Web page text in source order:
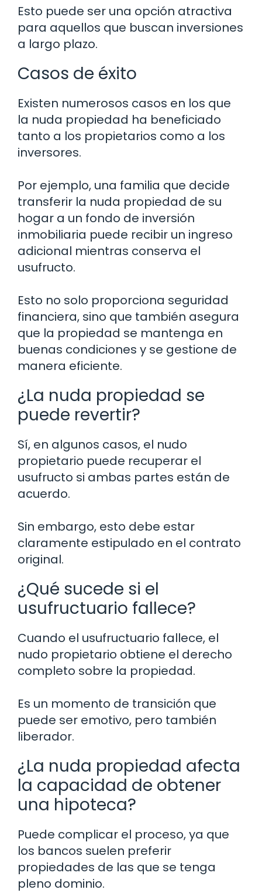
Esto puede ser una opción atractiva
para aquellos que buscan inversiones
a largo plazo.
Casos de éxito
Existen numerosos casos en los que
la nuda propiedad ha beneficiado
tanto a los propietarios como a los
inversores.
Por ejemplo, una familia que decide
transferir la nuda propiedad de su
hogar a un fondo de inversión
inmobiliaria puede recibir un ingreso
adicional mientras conserva el
usufructo.
Esto no solo proporciona seguridad
financiera, sino que también asegura
que la propiedad se mantenga en
buenas condiciones y se gestione de
manera eficiente.
¿La nuda propiedad se
puede revertir?
Sí, en algunos casos, el nudo
propietario puede recuperar el
usufructo si ambas partes están de
acuerdo.
Sin embargo, esto debe estar
claramente estipulado en el contrato
original.
¿Qué sucede si el
usufructuario fallece?
Cuando el usufructuario fallece, el
nudo propietario obtiene el derecho
completo sobre la propiedad.
Es un momento de transición que
puede ser emotivo, pero también
liberador.
¿La nuda propiedad afecta
la capacidad de obtener
una hipoteca?
Puede complicar el proceso, ya que
los bancos suelen preferir
propiedades de las que se tenga
pleno dominio.